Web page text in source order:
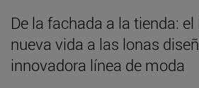
De la fachada a la tienda:
nueva vida a las lonas
innovadora línea de moda